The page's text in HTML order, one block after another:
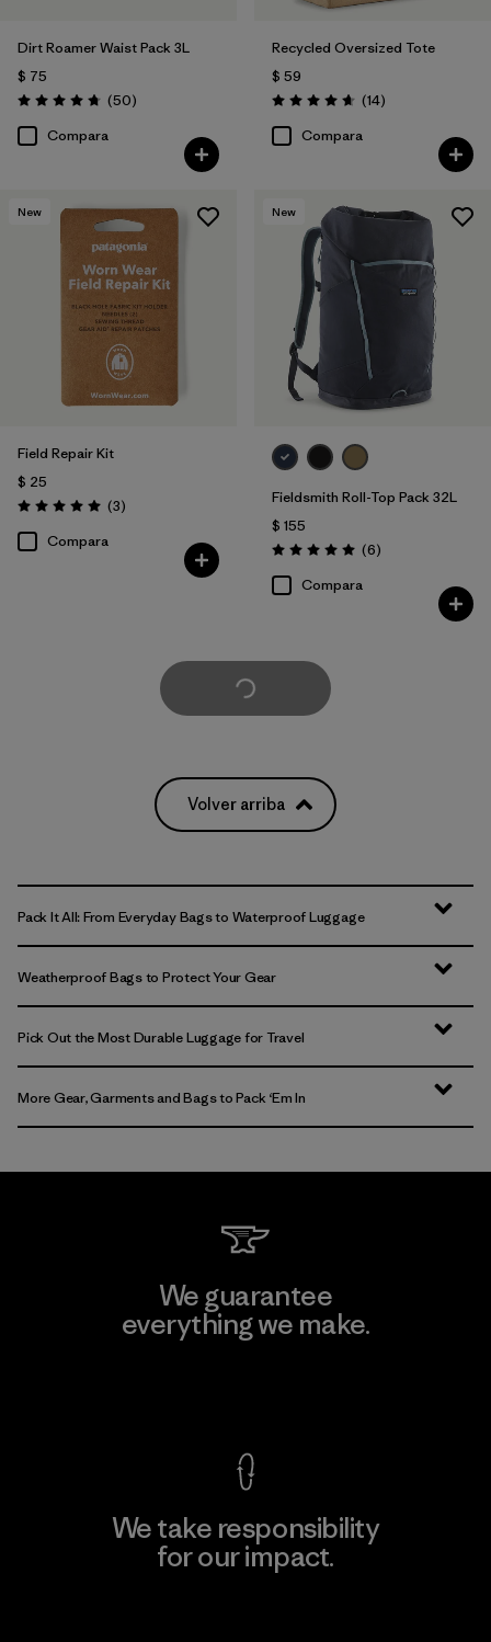
Dirt Roamer Waist Pack 3L
$ 75
Valoración: 4.7 / 5
(50Comentarios
)
Compara
Recycled Oversized Tote
$ 59
Valoración: 4.7 / 5
(14Comentarios
)
Compara
New
Field Repair Kit
$ 25
Valoración: 5.0 / 5
(3Comentarios
)
Compara
New
Fieldsmith Roll-Top Pack 32L
$ 155
Valoración: 5.0 / 5
(6Comentarios
)
Compara
Cargar Más
Volver arriba
Pack It All: From Everyday Bags to Waterproof Luggage
Weatherproof Bags to Protect Your Gear
Pick Out the Most Durable Luggage for Travel
More Gear, Garments and Bags to Pack ‘Em In
We guarantee
everything we make.
We take responsibility
for our impact.